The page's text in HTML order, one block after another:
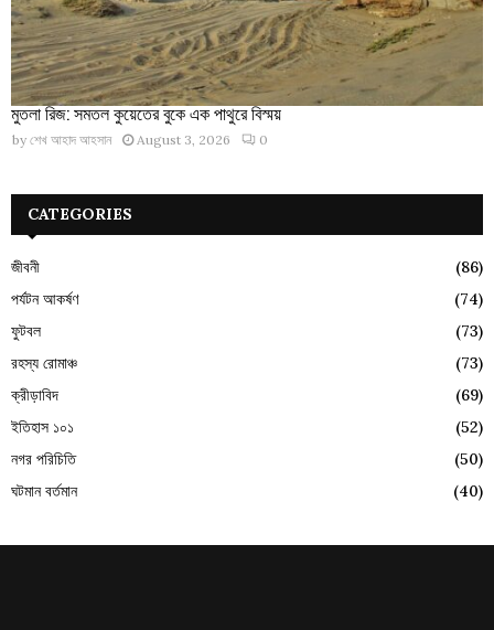
মুতলা রিজ: সমতল কুয়েতের বুকে এক পাথুরে বিস্ময়
by শেখ আহাদ আহসান August 3, 2026 0
CATEGORIES
জীবনী
(86)
পর্যটন আকর্ষণ
(74)
ফুটবল
(73)
রহস্য রোমাঞ্চ
(73)
ক্রীড়াবিদ
(69)
ইতিহাস ১০১
(52)
নগর পরিচিতি
(50)
ঘটমান বর্তমান
(40)